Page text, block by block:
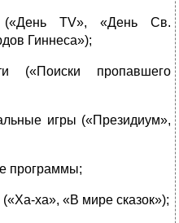
(«День ТV», «День Св.
Гиннеса»);
(«Поиски пропавшего
игры («Президиум»,
программы;
ха», «В мире сказок»);